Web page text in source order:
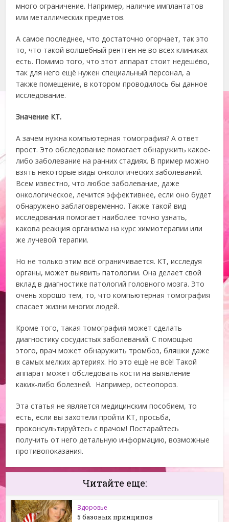
много ограничение. Например, наличие имплантатов
или металлических предметов.
А самое последнее, что достаточно огорчает, так это
то, что такой волшебный рентген не во всех клиниках
есть. Помимо того, что этот аппарат стоит недешёво,
так для него ещё нужен специальный персонал, а
также помещение, в котором проводилось бы данное
исследование.
Значение КТ.
А зачем нужна компьютерная томография? А ответ
прост. Это обследование помогает обнаружить какое-
либо заболевание на ранних стадиях. В пример можно
взять некоторые виды онкологических заболеваний.
Всем известно, что любое заболевание, даже
онкологическое, лечится эффективнее, если оно будет
обнаружено заблаговременно. Также такой вид
исследования помогает наиболее точно узнать,
какова реакция организма на курс химиотерапии или
же лучевой терапии.
Но не только этим всё ограничивается. КТ, исследуя
органы, может выявить патологии. Она делает свой
вклад в диагностике патологий головного мозга. Это
очень хорошо тем, то, что компьютерная томография
спасает жизни многих людей.
Кроме того, такая томография может сделать
диагностику сосудистых заболеваний. С помощью
этого, врач может обнаружить тромбоз, бляшки даже
в самых мелких артериях. Но это ещё не всё! Такой
аппарат может обследовать кости на выявление
каких-либо болезней. Например, остеопороз.
Эта статья не является медицинским пособием, то
есть, если вы захотели пройти КТ, просьба,
проконсультируйтесь с врачом! Постарайтесь
получить от него детальную информацию, возможные
противопоказания.
Читайте еще:
Здоровье
5 базовых принципов